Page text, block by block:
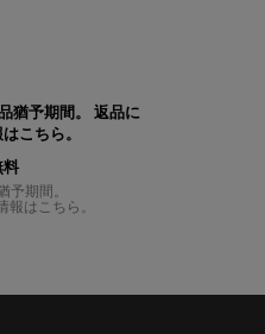
予期間。
はこちら。